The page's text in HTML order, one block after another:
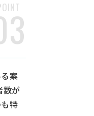
案
数が
特